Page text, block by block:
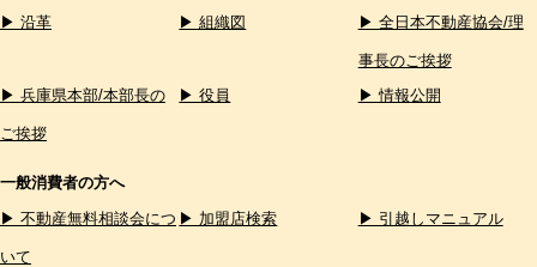
▶ 沿革 ▶ 組織図 ▶ 全日本不動産協会/理
事長のご挨拶
▶ 兵庫県本部/本部長の
ご挨拶
▶ 役員 ▶ 情報公開
一般消費者の方へ
▶ 不動産無料相談会につ
いて
▶ 加盟店検索 ▶ 引越しマニュアル